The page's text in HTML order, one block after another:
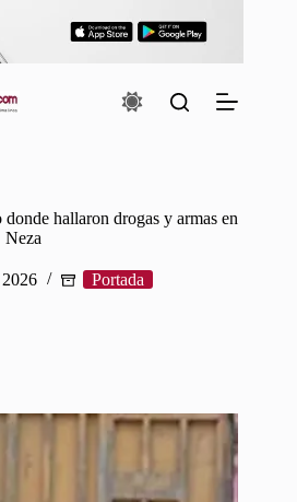
hallaron drogas y armas en
Neza
Portada